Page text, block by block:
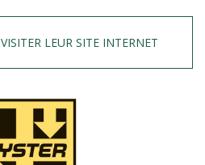
VISITER LEUR SITE INTERNET